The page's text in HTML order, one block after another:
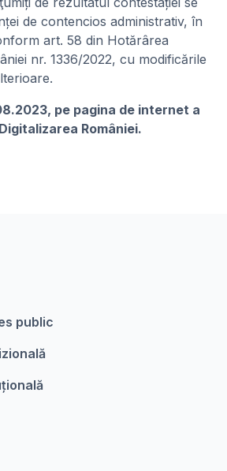
de contencios administrativ, în
art. 58 din Hotărârea
nr. 1336/2022, cu modificările
pe pagina de internet a
României.
public